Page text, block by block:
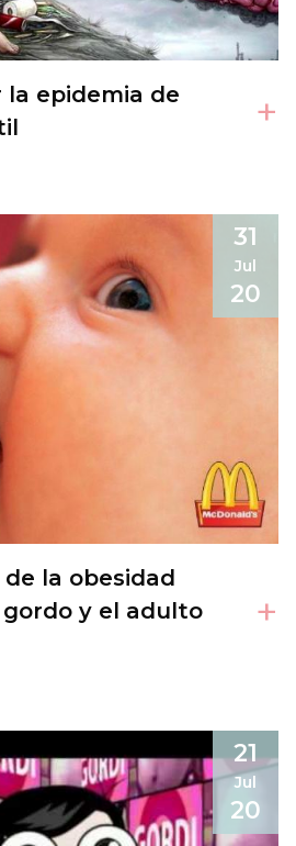
epidemia de
+
31
Jul
20
la obesidad
y el adulto
+
21
Jul
20